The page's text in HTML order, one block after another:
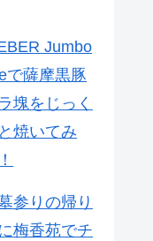
Jumbo
で薩摩黒豚
塊をじっく
焼いてみ
参りの帰り
梅香苑でチ